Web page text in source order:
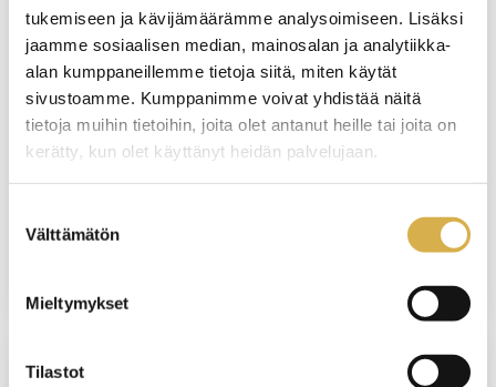
tukemiseen ja kävijämäärämme analysoimiseen. Lisäksi
jaamme sosiaalisen median, mainosalan ja analytiikka-
alan kumppaneillemme tietoja siitä, miten käytät
sivustoamme. Kumppanimme voivat yhdistää näitä
tietoja muihin tietoihin, joita olet antanut heille tai joita on
kerätty, kun olet käyttänyt heidän palvelujaan.
valinta
Välttämätön
Mieltymykset
Tilastot
Suunnittelu, ohjaus ja arviointi
ammatillisessa koulutuksessa |
Verkkokurssi
KOULUTUS ALKAA